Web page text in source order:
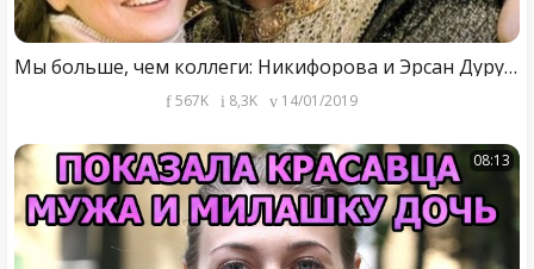
Мы больше, чем коллеги: Никифорова и Эрсан Дуру рассказали о своих отношениях
567K 8,3K 14/01/2019
08:13